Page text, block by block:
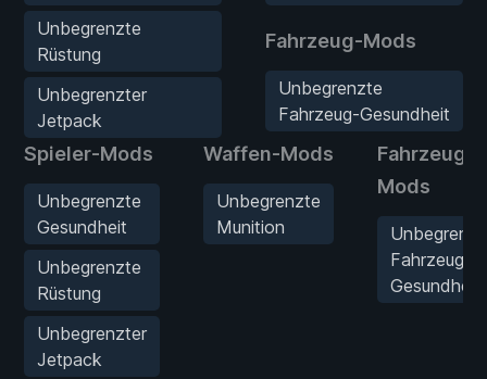
Unbegrenzte
Rüstung
Unbegrenzter
Jetpack
Fahrzeug-Mods
Unbegrenzte
Fahrzeug-Gesundheit
Spieler-Mods
Unbegrenzte
Gesundheit
Unbegrenzte
Rüstung
Unbegrenzter
Jetpack
Waffen-Mods
Unbegrenzte
Munition
Fahrzeug-
Mods
Fahrzeug-
Gesundheit